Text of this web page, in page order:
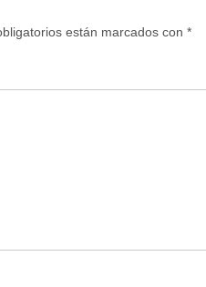
están marcados con *